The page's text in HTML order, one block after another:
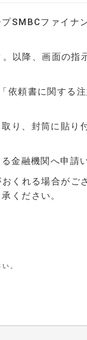
SMBCファイナ
以降、画面の指
依頼書に関する
り、封筒に貼り
金融機関へ申請
くれる場合がご
ください。
。